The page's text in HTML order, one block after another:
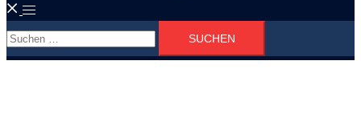
Menü
umschalten
Suchen
nach: